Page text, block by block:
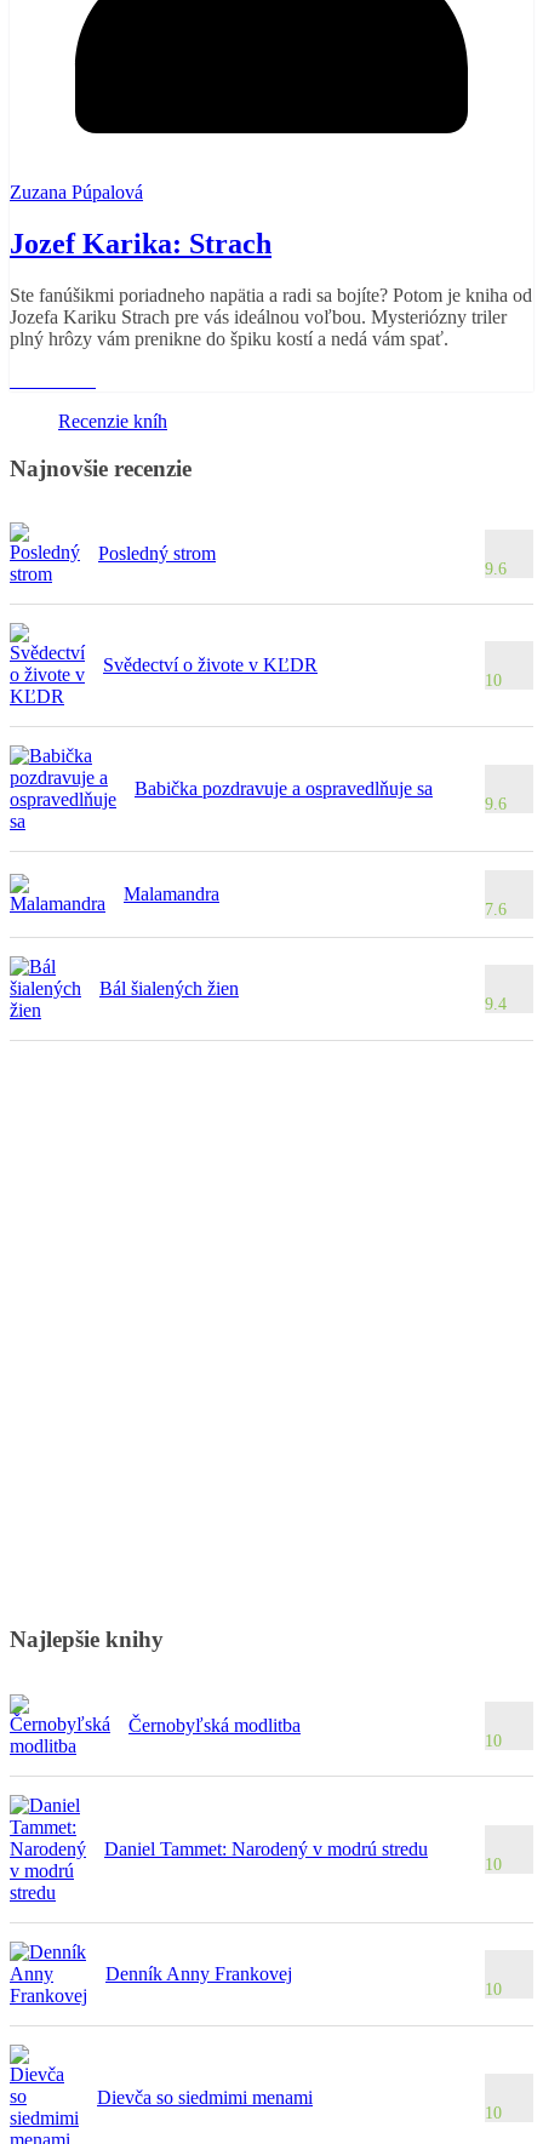
Zuzana Púpalová
Jozef Karika: Strach
Ste fanúšikmi poriadneho napätia a radi sa bojíte? Potom je kniha od
Jozefa Kariku Strach pre vás ideálnou voľbou. Mysteriózny triler
plný hrôzy vám prenikne do špiku kostí a nedá vám spať.
Recenzie kníh
Najnovšie recenzie
Posledný strom
9.6
Svědectví o živote v KĽDR
10
Babička pozdravuje a ospravedlňuje sa
9.6
Malamandra
7.6
Bál šialených žien
9.4
Najlepšie knihy
Černobyľská modlitba
10
Daniel Tammet: Narodený v modrú stredu
10
Denník Anny Frankovej
10
Dievča so siedmimi menami
10